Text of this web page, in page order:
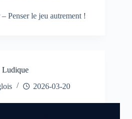
Penser le jeu autrement !
Ludique
2026-03-20